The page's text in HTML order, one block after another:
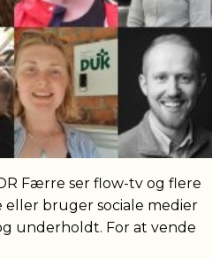
Færre ser flow-tv og flere
eller bruger sociale medier
underholdt. For at vende